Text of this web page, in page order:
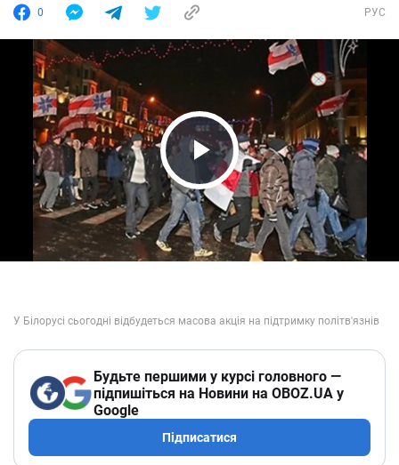
0 РУС
Play Video
Будьте першими у курсі головного —
підпишіться на Новини на OBOZ.UA у
Google
Підписатися